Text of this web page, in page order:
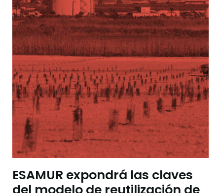
ESAMUR expondrá las claves